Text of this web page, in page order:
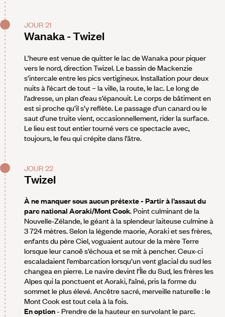
JOUR 21
Wanaka - Twizel
L’heure est venue de quitter le lac de Wanaka pour piquer
vers le nord, direction Twizel. Le bassin de Mackenzie
s’intercale entre les pics vertigineux. Installation pour deux
nuits à l’écart de tout – la ville, la route, le lac. Le long de
l’adresse, un plan d’eau s’épanouit. Le corps de bâtiment en
est si proche qu’il s’y reflète. Le passage d’un canard ou le
saut d’une truite vient, occasionnellement, rider la surface.
Le lieu est tout entier tourné vers ce spectacle avec,
toujours, le feu qui crépite dans l’âtre.
JOUR 22
Twizel
À ne manquer sous aucun prétexte - Partir à l’assaut du
parc national Aoraki/Mont Cook. Point culminant de la
Nouvelle-Zélande, le géant à la splendeur laiteuse culmine à
3 724 mètres. Selon la légende maorie, Aoraki et ses frères,
enfants du père Ciel, voguaient autour de la mère Terre
lorsque leur canoë s’échoua et se mit à pencher. Ceux-ci
escaladaient l’embarcation lorsqu’un vent glacial du sud les
changea en pierre. Le navire devint l’Île du Sud, les frères les
Alpes qui la ponctuent et Aoraki, l’aîné, pris la forme du
sommet le plus élevé. Ancêtre sacré, merveille naturelle : le
Mont Cook est tout cela à la fois.
En option- Prendre de la hauteur en survolant le parc.